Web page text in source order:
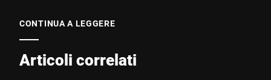
CONTINUA A LEGGERE
Articoli correlati